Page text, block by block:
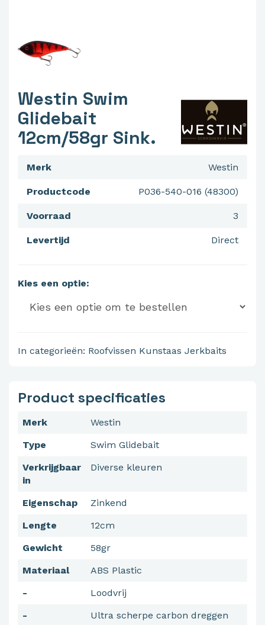
Westin Swim
Glidebait
12cm/58gr Sink.
Westin
Merk
P036-540-016 (48300)
Productcode
3
Voorraad
Direct
Levertijd
Kies een optie:
In categorieën: Roofvissen Kunstaas Jerkbaits
Product specificaties
Merk
Westin
Type
Swim Glidebait
Verkrijgbaar
in
Diverse kleuren
Eigenschap
Zinkend
Lengte
12cm
Gewicht
58gr
Materiaal
ABS Plastic
-
Loodvrij
-
Ultra scherpe carbon dreggen